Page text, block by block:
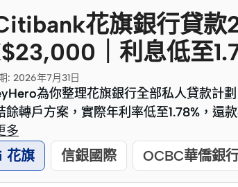
Citibank花旗銀行貸
｜利息低至
: 2026年7月31日
為你整理花旗銀行全部私人貸款計
餘轉戶方案，實際年利率低至1.78%，還
為你整理花旗銀行全部私人貸款計
餘轉戶方案，實際年利率低至1.78%，還
多
花旗 信銀國際 OCBC華僑銀